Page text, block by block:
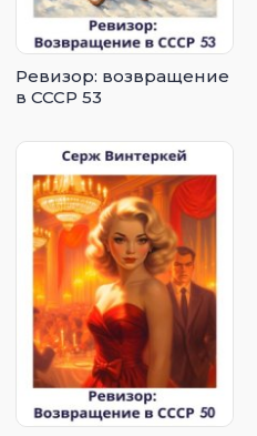
Ревизор: возвращение
в СССР 53